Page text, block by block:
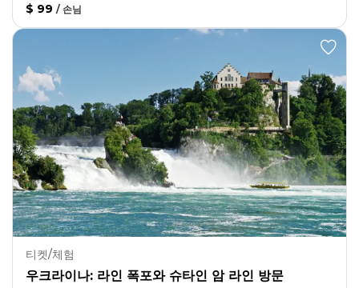
$ 99 / 손님
티켓/체험
우크라이나: 라인 폭포와 슈타인 암 라인 방문